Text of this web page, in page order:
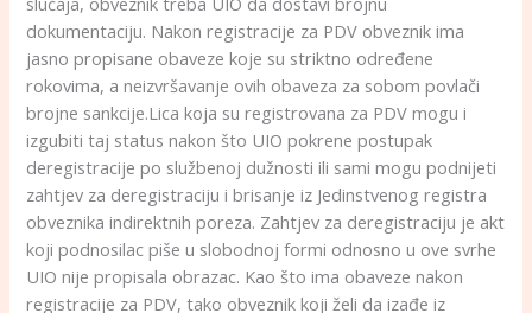
dokumentaciju. Nakon registracije za PDV obveznik ima
jasno propisane obaveze koje su striktno određene
rokovima, a neizvršavanje ovih obaveza za sobom povlači
brojne sankcije.Lica koja su registrovana za PDV mogu i
izgubiti taj status nakon što UIO pokrene postupak
deregistracije po službenoj dužnosti ili sami mogu podnijeti
zahtjev za deregistraciju i brisanje iz Jedinstvenog registra
obveznika indirektnih poreza. Zahtjev za deregistraciju je akt
koji podnosilac piše u slobodnoj formi odnosno u ove svrhe
UIO nije propisala obrazac. Kao što ima obaveze nakon
registracije za PDV, tako obveznik koji želi da izađe iz